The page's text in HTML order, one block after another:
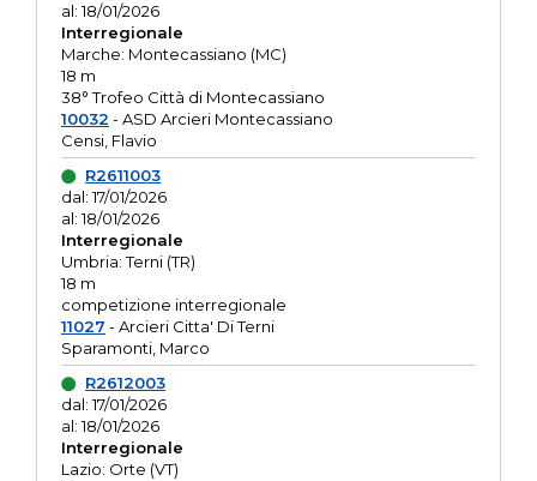
al: 18/01/2026
Interregionale
Marche: Montecassiano (MC)
18 m
38° Trofeo Città di Montecassiano
10032 - ASD Arcieri Montecassiano
Censi, Flavio
R2611003
dal: 17/01/2026
al: 18/01/2026
Interregionale
Umbria: Terni (TR)
18 m
competizione interregionale
11027 - Arcieri Citta' Di Terni
Sparamonti, Marco
R2612003
dal: 17/01/2026
al: 18/01/2026
Interregionale
Lazio: Orte (VT)